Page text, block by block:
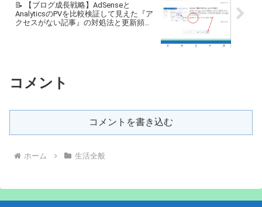
📝 【ブログ成長戦略】AdSenseと
AnalyticsのPVを比較検証して見えた『ア
クセスがない記事』の対処法と更新頻度
コメント
コメントを書き込む
ホーム 生活全般